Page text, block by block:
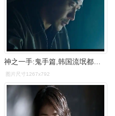
图片尺寸1267x792